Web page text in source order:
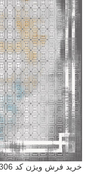
خرید فرش ویژن کد 306